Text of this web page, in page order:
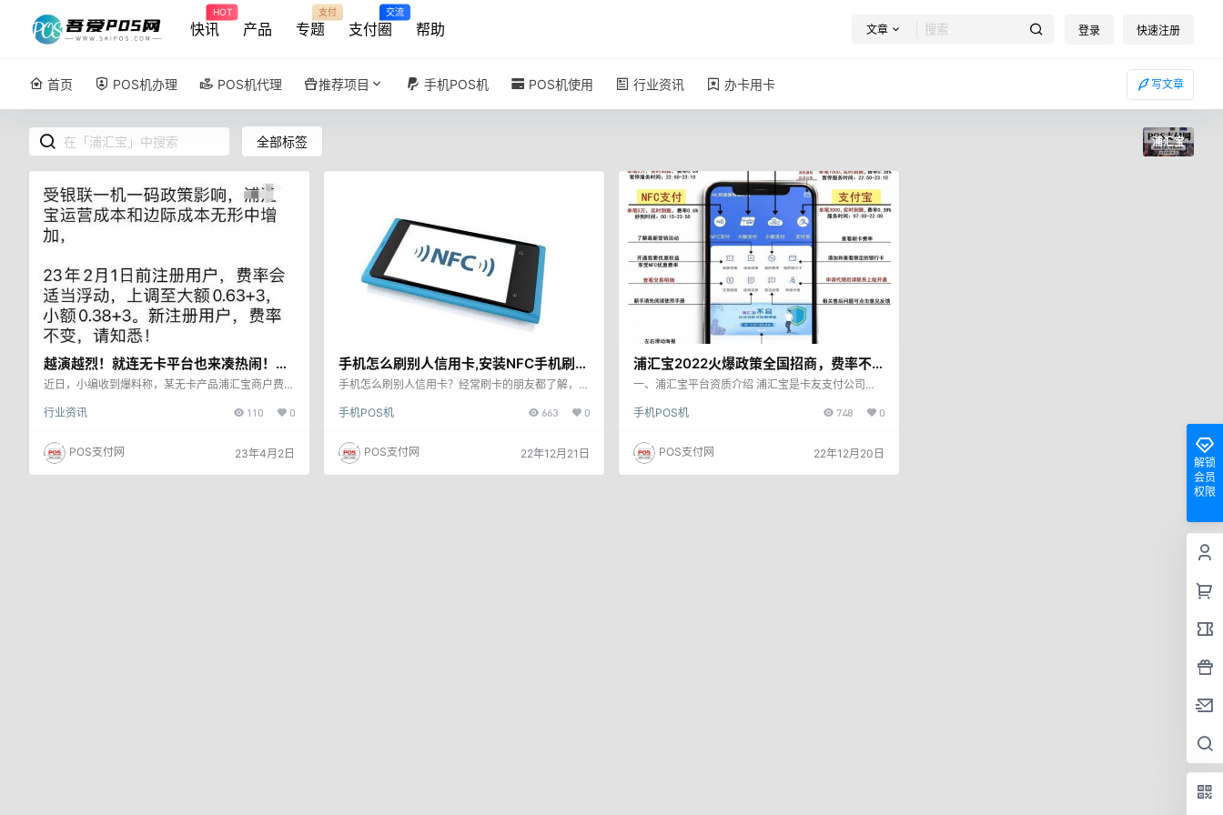
快讯
HOT
产品 专题
支付
支付圈
交流
帮助 文章 登录 快速注册
首页 POS机办理 POS机代理 推荐项目 手机POS机 POS机使用 行业资讯 办卡用卡 写文章
全部标签 浦汇宝
越演越烈！就连无卡平台也来凑热闹！涨
价！
近日，小编收到爆料称，某无卡产品浦汇宝商户费率
通知：受银联一机一码政策影响，浦汇宝运营成本和
费率会适当浮动，上调至大额0.63+3，小额0.38+
3。新注册用户，费率不变，请知悉！ 据了解浦汇宝
APP内费率显示已变更成为，闪付大额、NFC刷卡
行业资讯 110 0
POS支付网 23年4月2日
手机怎么刷别人信用卡,安装NFC手机刷卡
软件就可以
手机怎么刷别人信用卡？经常刷卡的朋友都了解，传
动支付的发展，手机pos刷卡软件越来越流行，如果
是安卓手机，硬件又支持nfc功能，那么就很简单
了，利用nfc手机刷卡软件就可以实现用手机刷别人
信用卡了，下面小编为大家推荐一款NFC手机刷卡
手机POS机 663 0
POS支付网 22年12月21日
浦汇宝2022火爆政策全国招商，费率不
提价，刷卡不+3，免费做代理，赚永久分
一、浦汇宝平台资质介绍 浦汇宝是卡友支付公司研
三方支付机构，一家拥有人民银行颁发的支付业务许
子公司，也是一家专业的金融支付服务企业。在09
年股份改制，现在注册资金1亿元。 二、浦汇宝APP
功能应用介绍 浦汇宝刷卡额度表 浦汇宝手机POS四
手机POS机 748 0
POS支付网 22年12月20日
解锁
会员
权限